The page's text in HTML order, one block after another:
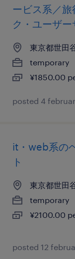
ービス系／
ク・ユーザー
東京都世田
temporary
¥1850.00
posted 4
it・web系の
ト
東京都世田
temporary
¥2100.00
posted 12